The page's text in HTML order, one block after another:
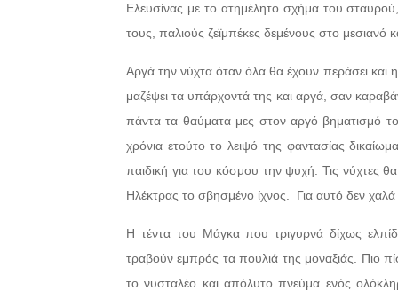
Ελευσίνας με το ατημέλητο σχήμα του
τους, παλιούς ζεϊμπέκες δεμένους στο μεσιανό
Αργά την νύχτα όταν όλα θα έχουν περάσει και
μαζέψει τα υπάρχοντά της και αργά, σαν
πάντα τα θαύματα μες στον αργό βηματισμό
χρόνια ετούτο το λειψό της φαντασίας
παιδική για του κόσμου την ψυχή. Τις νύχτες
Ηλέκτρας το σβησμένο ίχνος. Για αυτό δεν
Η τέντα του Μάγκα που τριγυρνά δίχως
τραβούν εμπρός τα πουλιά της μοναξιάς. Πιο
το νυσταλέο και απόλυτο πνεύμα ενός